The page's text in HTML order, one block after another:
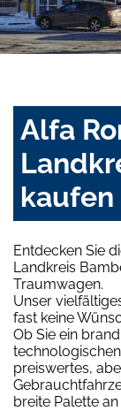
Alfa
kaufen
Entdecken Sie
Landkreis
Traumwagen.
Unser
fast keine
Ob Sie ein
preiswertes,
breite Palette